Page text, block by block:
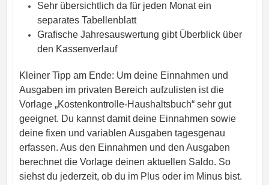
Sehr übersichtlich da für jeden Monat ein
separates Tabellenblatt
Grafische Jahresauswertung gibt Überblick über
den Kassenverlauf
Kleiner Tipp am Ende: Um deine Einnahmen und
Ausgaben im privaten Bereich aufzulisten ist die
Vorlage „Kostenkontrolle-Haushaltsbuch“ sehr gut
geeignet. Du kannst damit deine Einnahmen sowie
deine fixen und variablen Ausgaben tagesgenau
erfassen. Aus den Einnahmen und den Ausgaben
berechnet die Vorlage deinen aktuellen Saldo. So
siehst du jederzeit, ob du im Plus oder im Minus bist.